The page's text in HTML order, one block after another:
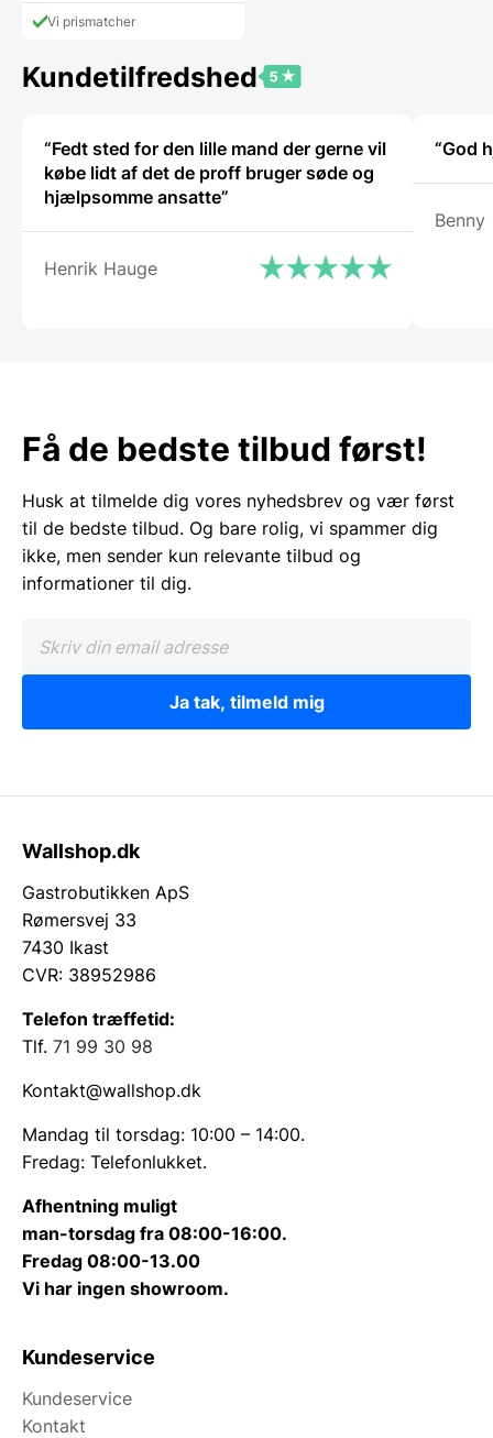
Vi prismatcher
Kundetilfredshed
“Fedt sted for den lille mand der gerne vil
købe lidt af det de proff bruger søde og
hjælpsomme ansatte”
Henrik Hauge
“God
Benny
Få de bedste tilbud først!
Husk at tilmelde dig vores nyhedsbrev og vær først
til de bedste tilbud. Og bare rolig, vi spammer dig
ikke, men sender kun relevante tilbud og
informationer til dig.
Ja tak, tilmeld mig
Wallshop.dk
Gastrobutikken ApS
Rømersvej 33
7430 Ikast
CVR: 38952986
Telefon træffetid:
Tlf. 71 99 30 98
Kontakt@wallshop.dk
Mandag til torsdag: 10:00 – 14:00.
Fredag: Telefonlukket.
Afhentning muligt
man-torsdag fra 08:00-16:00.
Fredag 08:00-13.00
Vi har ingen showroom.
Kundeservice
Kundeservice
Kontakt